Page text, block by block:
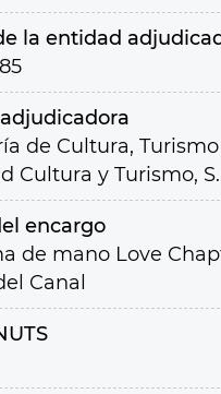
la entidad
de Cultura,
Cultura y Turismo,
encargo
de mano Love
Canal